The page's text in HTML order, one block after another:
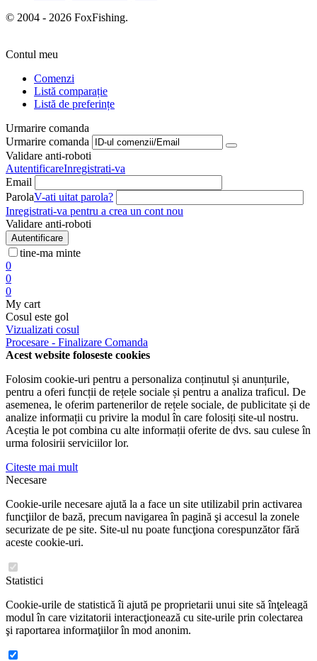
© 2004 - 2026 FoxFishing.
Contul meu
Comenzi
Listă comparație
Listă de preferințe
Urmarire comanda
Urmarire comanda
Validare anti-roboti
AutentificareInregistrati-va
Email
ParolaV-ati uitat parola?
Inregistrati-va pentru a crea un cont nou
Validare anti-roboti
Autentificare
tine-ma minte
0
0
0
My cart
Cosul este gol
Vizualizati cosul
Procesare - Finalizare Comanda
Acest website foloseste cookies
Folosim cookie-uri pentru a personaliza conținutul și anunțurile,
pentru a oferi funcții de rețele sociale și pentru a analiza traficul. De
asemenea, le oferim partenerilor de rețele sociale, de publicitate și de
analize informații cu privire la modul în care folosiți site-ul nostru.
Aceștia le pot combina cu alte informații oferite de dvs. sau culese în
urma folosirii serviciilor lor.
Citeste mai mult
Necesare
Cookie-urile necesare ajută la a face un site utilizabil prin activarea
funcţiilor de bază, precum navigarea în pagină şi accesul la zonele
securizate de pe site. Site-ul nu poate funcţiona corespunzător fără
aceste cookie-uri.
Statistici
Cookie-urile de statistică îi ajută pe proprietarii unui site să înţeleagă
modul în care vizitatorii interacţionează cu site-urile prin colectarea
şi raportarea informaţiilor în mod anonim.